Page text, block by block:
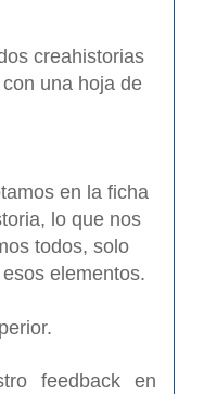
creahistorias
una hoja de
en la ficha
lo que nos
todos, solo
elementos.
feedback en